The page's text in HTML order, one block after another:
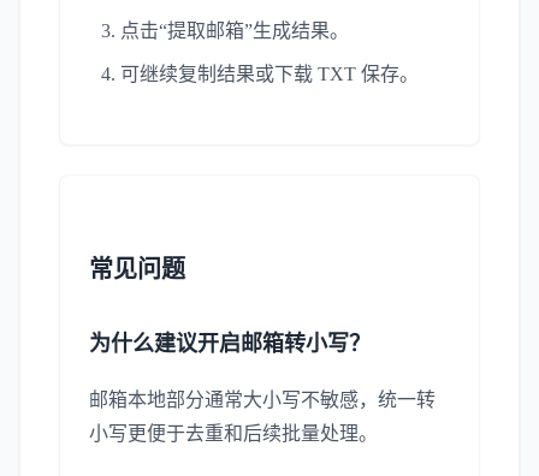
点击“提取邮箱”生成结果。
可继续复制结果或下载 TXT 保存。
常见问题
为什么建议开启邮箱转小写？
邮箱本地部分通常大小写不敏感，统一转
小写更便于去重和后续批量处理。